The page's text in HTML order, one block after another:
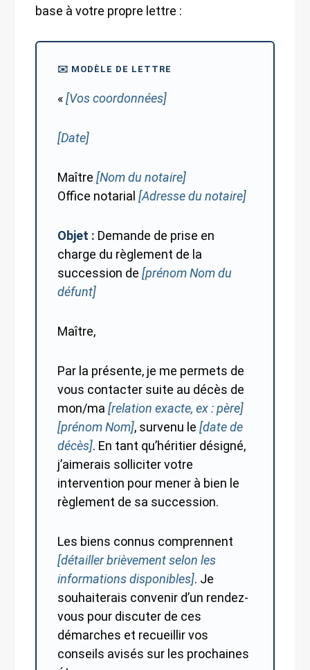
base à votre propre lettre :
✉️ MODÈLE DE LETTRE
«[Vos coordonnées]
[Date]
Maître [Nom du notaire]
Office notarial [Adresse du notaire]
Objet : Demande de prise en
charge du règlement de la
succession de [prénom Nom du
défunt]
Maître,
Par la présente, je me permets de
vous contacter suite au décès de
mon/ma [relation exacte, ex : père]
[prénom Nom], survenu le [date de
décès]. En tant qu’héritier désigné,
j’aimerais solliciter votre
intervention pour mener à bien le
règlement de sa succession.
Les biens connus comprennent
[détailler brièvement selon les
informations disponibles]. Je
souhaiterais convenir d’un rendez-
vous pour discuter de ces
démarches et recueillir vos
conseils avisés sur les prochaines